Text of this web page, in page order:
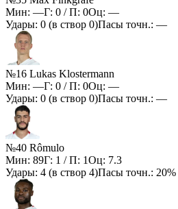
Мин: —Г: 0 / П: 0Оц: —
Удары: 0 (в створ 0)Пасы точн.: —
№16 Lukas Klostermann
Мин: —Г: 0 / П: 0Оц: —
Удары: 0 (в створ 0)Пасы точн.: —
№40 Rômulo
Мин: 89Г: 1 / П: 1Оц: 7.3
Удары: 4 (в створ 4)Пасы точн.: 20%